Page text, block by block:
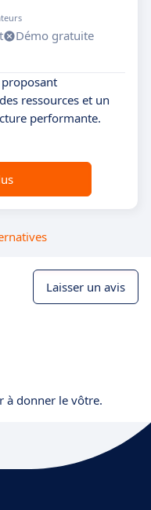
Démo gratuite
ressources et un
performante.
Laisser un avis
à donner le vôtre.